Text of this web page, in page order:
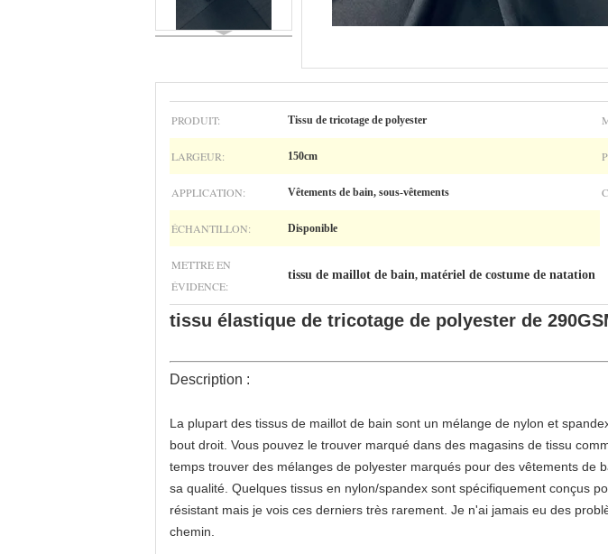
PRODUIT: Tissu de tricotage de polyester
LARGEUR: 150cm
APPLICATION: Vêtements de bain, sous-vêtements
ÉCHANTILLON: Disponible
METTRE EN
ÉVIDENCE:
tissu de maillot de bain, matériel de costume de natation
tissu élastique de tricotage de polyester de
Description :
La plupart des tissus de maillot de bain sont un mélange de nylon et
bout droit. Vous pouvez le trouver marqué dans des magasins de tissu
temps trouver des mélanges de polyester marqués pour des vêtements de
sa qualité. Quelques tissus en nylon/spandex sont spécifiquement conçus
résistant mais je vois ces derniers très rarement. Je n'ai jamais eu des
chemin.